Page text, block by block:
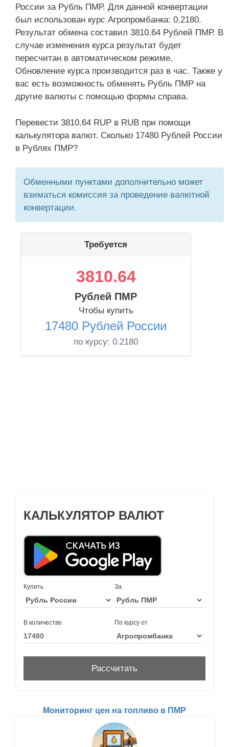
России за Рубль ПМР. Для данной конвертации
был использован курс Агропромбанка: 0.2180.
Результат обмена составил 3810.64 Рублей ПМР. В
случае изменения курса результат будет
пересчитан в автоматическом режиме.
Обновление курса производится раз в час. Также у
вас есть возможность обменять Рубль ПМР на
другие валюты с помощью формы справа.
Перевести 3810.64 RUP в RUB при помощи
калькулятора валют. Сколько 17480 Рублей России
в Рублях ПМР?
Обменными пунктами дополнительно может
взиматься комиссия за проведение валютной
конвертации.
Требуется
3810.64
Рублей ПМР
Чтобы купить
17480 Рублей России
по курсу: 0.2180
КАЛЬКУЛЯТОР ВАЛЮТ
Купить За
В количестве По курсу от
Мониторинг цен на топливо в ПМР